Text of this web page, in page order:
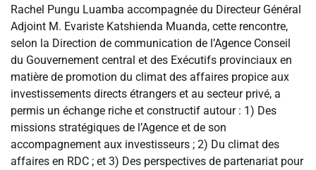
Rachel Pungu Luamba accompagnée du Directeur Général
Adjoint M. Evariste Katshienda Muanda, cette rencontre,
selon la Direction de communication de l’Agence Conseil
du Gouvernement central et des Exécutifs provinciaux en
matière de promotion du climat des affaires propice aux
investissements directs étrangers et au secteur privé, a
permis un échange riche et constructif autour : 1) Des
missions stratégiques de l’Agence et de son
accompagnement aux investisseurs ; 2) Du climat des
affaires en RDC ; et 3) Des perspectives de partenariat pour